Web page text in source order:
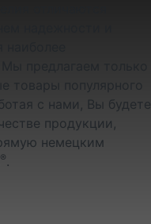
товары популярного
с нами, Вы будете
продукции,
немецким
® .